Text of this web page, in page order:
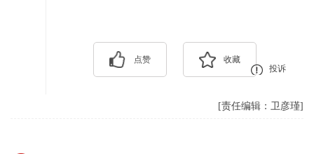
点赞
收藏
投诉
[责任编辑：卫彦瑾]